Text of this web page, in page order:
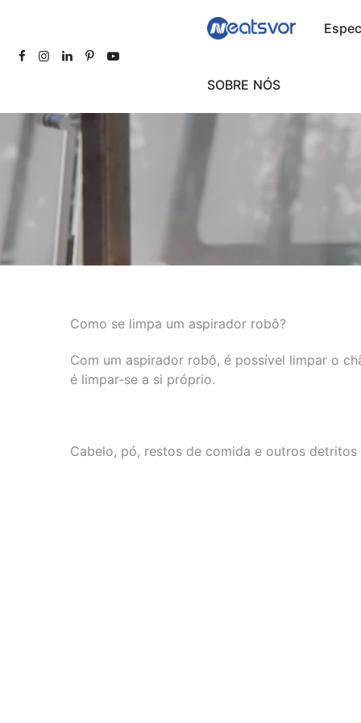
SOBRE NÓS
Como se limpa um aspirador robô?
Com um aspirador robô, é possível limpar o
é limpar-se a si próprio.
Cabelo, pó, restos de comida e outros